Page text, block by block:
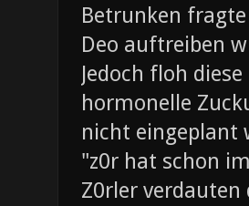
Betrunken
Deo auftreiben
Jedoch floh
hormonelle
nicht eingeplant
"z0r hat schon
Z0rler